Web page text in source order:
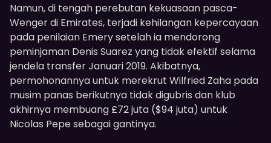
Namun, di tengah perebutan kekuasaan pasca-
Wenger di Emirates, terjadi kehilangan kepercayaan
pada penilaian Emery setelah ia mendorong
peminjaman Denis Suarez yang tidak efektif selama
jendela transfer Januari 2019. Akibatnya,
permohonannya untuk merekrut Wilfried Zaha pada
musim panas berikutnya tidak digubris dan klub
akhirnya membuang £72 juta ($94 juta) untuk
Nicolas Pepe sebagai gantinya.